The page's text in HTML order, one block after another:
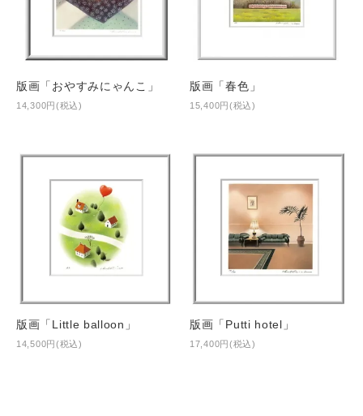
版画「おやすみにゃんこ」
14,300円(税込)
版画「春色」
15,400円(税込)
版画「Little balloon」
14,500円(税込)
版画「Putti hotel」
17,400円(税込)